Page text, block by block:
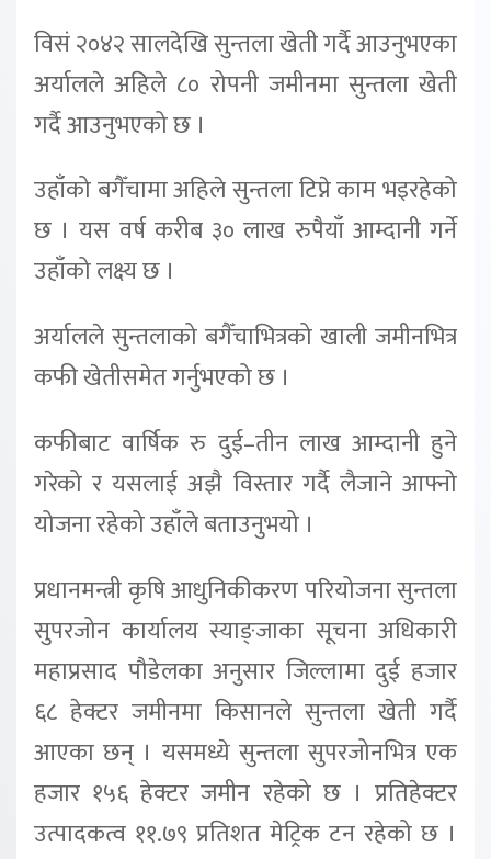
विसं २०४२ सालदेखि सुन्तला खेती गर्दै आउनुभएका
अर्यालले अहिले ८० रोपनी जमीनमा सुन्तला खेती
गर्दै आउनुभएको छ ।
उहाँको बगैँचामा अहिले सुन्तला टिप्ने काम भइरहेको
छ । यस वर्ष करीब ३० लाख रुपैयाँ आम्दानी गर्ने
उहाँको लक्ष्य छ ।
अर्यालले सुन्तलाको बगैँचाभित्रको खाली जमीनभित्र
कफी खेतीसमेत गर्नुभएको छ ।
कफीबाट वार्षिक रु दुई–तीन लाख आम्दानी हुने
गरेको र यसलाई अझै विस्तार गर्दै लैजाने आफ्नो
योजना रहेको उहाँले बताउनुभयो ।
प्रधानमन्त्री कृषि आधुनिकीकरण परियोजना सुन्तला
सुपरजोन कार्यालय स्याङ्जाका सूचना अधिकारी
महाप्रसाद पौडेलका अनुसार जिल्लामा दुई हजार
६८ हेक्टर जमीनमा किसानले सुन्तला खेती गर्दै
आएका छन् । यसमध्ये सुन्तला सुपरजोनभित्र एक
हजार १५६ हेक्टर जमीन रहेको छ । प्रतिहेक्टर
उत्पादकत्व ११.७९ प्रतिशत मेट्रिक टन रहेको छ ।